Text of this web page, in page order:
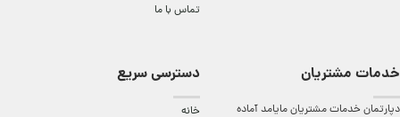
تماس با ما
خدمات مشتریان
دپارتمان خدمات مشتریان مایامد آماده
دسترسی سریع
خانه